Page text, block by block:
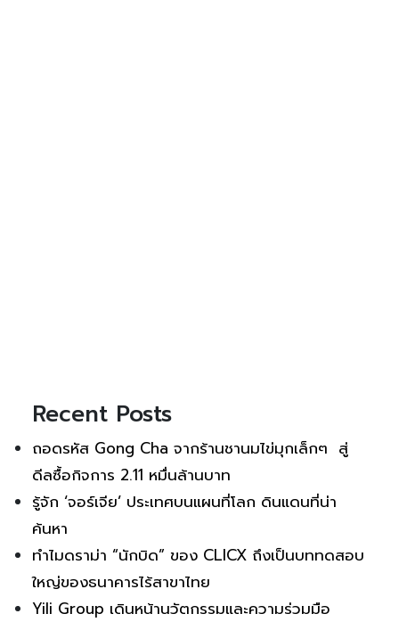
Recent Posts
ถอดรหัส Gong Cha จากร้านชานมไข่มุกเล็กๆ สู่
ดีลซื้อกิจการ 2.11 หมื่นล้านบาท
รู้จัก ‘จอร์เจีย’ ประเทศบนแผนที่โลก ดินแดนที่น่า
ค้นหา
ทำไมดราม่า “นักบิด” ของ CLICX ถึงเป็นบททดสอบ
ใหญ่ของธนาคารไร้สาขาไทย
Yili Group เดินหน้านวัตกรรมและความร่วมมือ